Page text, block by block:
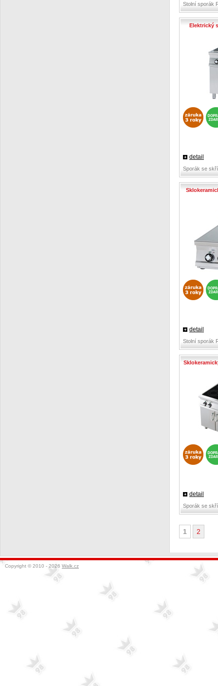
Stolní sporák
Elektrický
detail
Sporák se
detail
Stolní sporák
detail
Sporák se
1 2
Copyright © 2010 - 2026 Walk.cz